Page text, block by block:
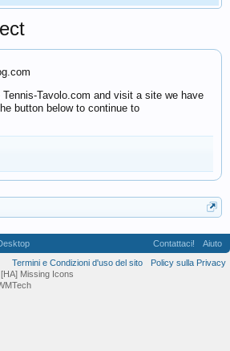
Tavolo.com and visit a site we have
button below to continue to
Contattaci!
Aiuto
Termini e Condizioni d'uso del sito
Policy sulla Privacy
[HA] Missing Icons